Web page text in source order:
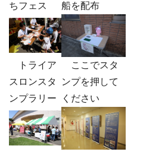
ちフェス
船を配布
トライア
スロンスタ
ンプラリー
ここでスタ
ンプを押して
ください